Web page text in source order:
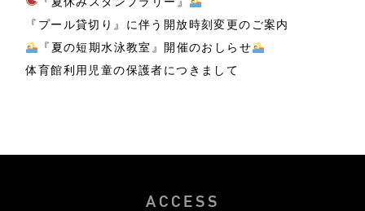
『プール貸切り』に伴う開放時刻変更のご案内
『夏の短期水泳教室』開催のおしらせ
体育館利用児童の保護者につきまして
ACCESS